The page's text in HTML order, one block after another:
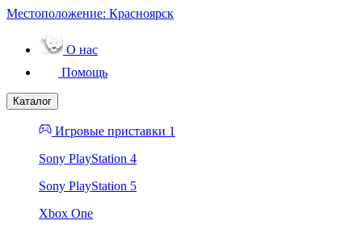
Местоположение: Красноярск
О нас
Помощь
Каталог
Игровые приставки 1
Sony PlayStation 4
Sony PlayStation 5
Xbox One